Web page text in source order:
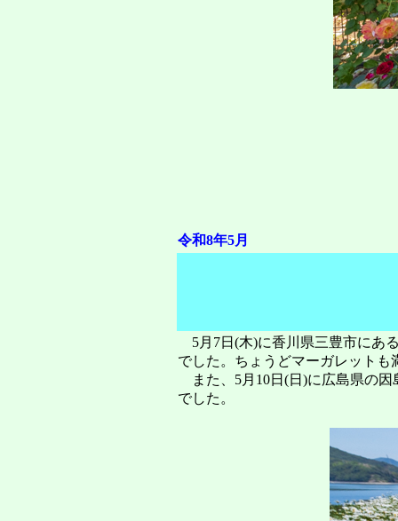
令和8年5月
5月7日(木)に香川県三豊市にあ
でした。ちょうどマーガレットも
また、5月10日(日)に広島県の因
でした。